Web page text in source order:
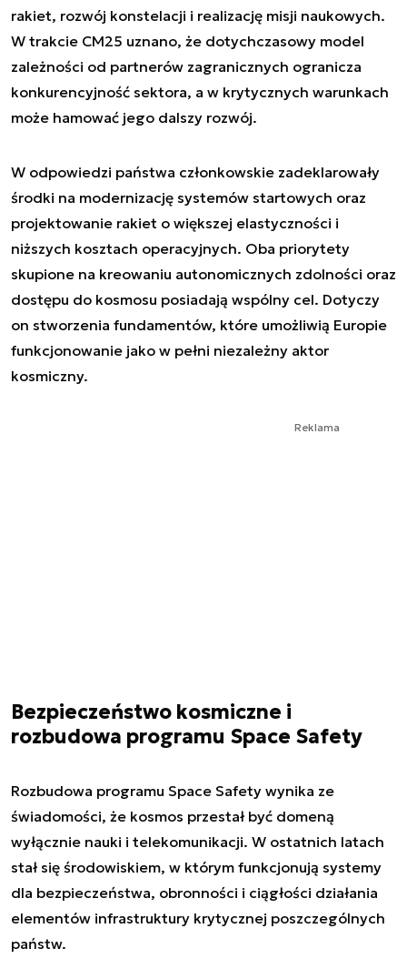
rakiet, rozwój konstelacji i realizację misji naukowych.
W trakcie CM25 uznano, że dotychczasowy model
zależności od partnerów zagranicznych ogranicza
konkurencyjność sektora, a w krytycznych warunkach
może hamować jego dalszy rozwój.
W odpowiedzi państwa członkowskie zadeklarowały
środki na modernizację systemów startowych oraz
projektowanie rakiet o większej elastyczności i
niższych kosztach operacyjnych. Oba priorytety
skupione na kreowaniu autonomicznych zdolności oraz
dostępu do kosmosu posiadają wspólny cel. Dotyczy
on stworzenia fundamentów, które umożliwią Europie
funkcjonowanie jako w pełni niezależny aktor
kosmiczny.
Reklama
Bezpieczeństwo kosmiczne i
rozbudowa programu Space Safety
Rozbudowa programu Space Safety wynika ze
świadomości, że kosmos przestał być domeną
wyłącznie nauki i telekomunikacji. W ostatnich latach
stał się środowiskiem, w którym funkcjonują systemy
dla bezpieczeństwa, obronności i ciągłości działania
elementów infrastruktury krytycznej poszczególnych
państw.